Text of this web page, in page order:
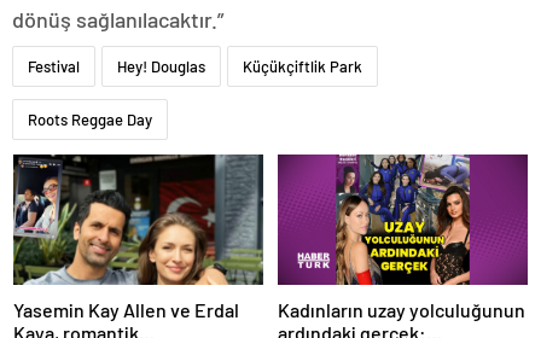
dönüş sağlanılacaktır.”
Festival Hey! Douglas Küçükçiftlik Park
Roots Reggae Day
Yasemin Kay Allen ve Erdal
Kaya, romantik
Kadınların uzay yolculuğunun
ardındaki gerçek: